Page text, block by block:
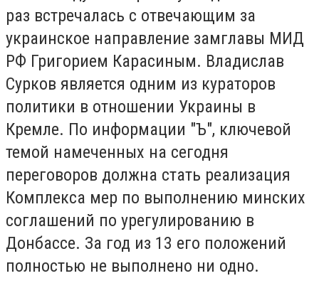
раз встречалась с отвечающим за
украинское направление замглавы МИД
РФ Григорием Карасиным. Владислав
Сурков является одним из кураторов
политики в отношении Украины в
Кремле. По информации "Ъ", ключевой
темой намеченных на сегодня
переговоров должна стать реализация
Комплекса мер по выполнению минских
соглашений по урегулированию в
Донбассе. За год из 13 его положений
полностью не выполнено ни одно.